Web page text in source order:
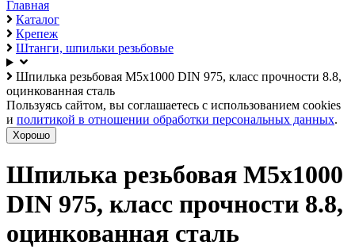
Главная
Каталог
Крепеж
Штанги, шпильки резьбовые
Шпилька резьбовая М5х1000 DIN 975, класс прочности 8.8,
оцинкованная сталь
Пользуясь сайтом, вы соглашаетесь с использованием cookies
и политикой в отношении обработки персональных данных.
Хорошо
Шпилька резьбовая М5х1000
DIN 975, класс прочности 8.8,
оцинкованная сталь